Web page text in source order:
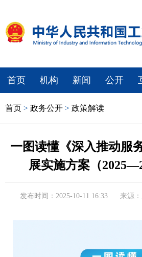
首页 机构 新闻 公开
首页 > 政务公开 > 政策解读
一图读懂《深入推动服
展实施方案（
发布时间：2025-10-11 16:33 来源